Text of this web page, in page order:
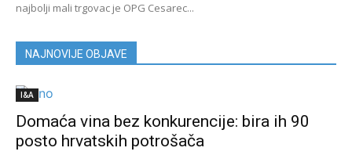
najbolji mali trgovac je OPG Cesarec...
NAJNOVIJE OBJAVE
I&A
Domaća vina bez konkurencije: bira ih 90
posto hrvatskih potrošača